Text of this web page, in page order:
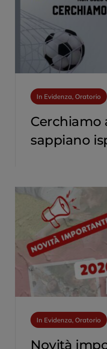
Contatti
In Evidenza, Oratorio
Cerchiamo
sappiano
In Evidenza, Oratorio
Novità